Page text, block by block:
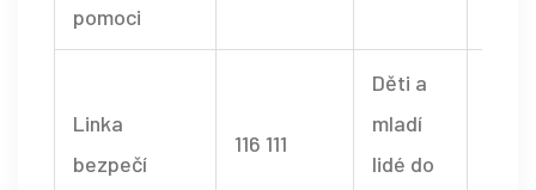
pomoci
Linka
bezpečí
116 111
Děti a
mladí
lidé do